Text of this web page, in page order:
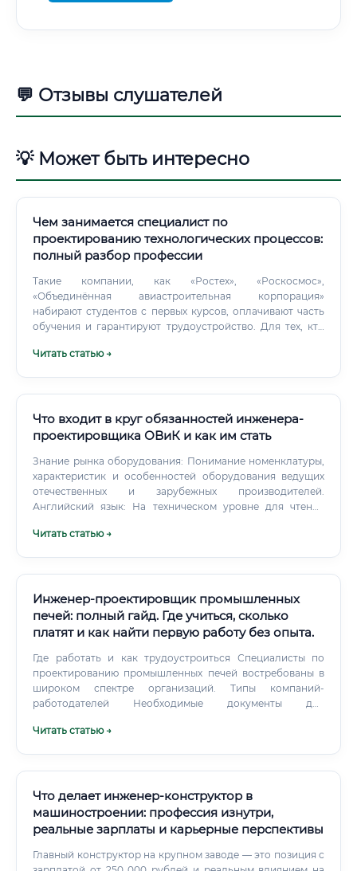
💬 Отзывы слушателей
💡 Может быть интересно
Чем занимается специалист по
проектированию технологических процессов:
полный разбор профессии
Такие компании, как «Ростех», «Роскосмос»,
«Объединённая авиастроительная корпорация»
набирают студентов с первых курсов, оплачивают часть
обучения и гарантируют трудоустройство. Для тех, кто
Читать статью →
Что входит в круг обязанностей инженера-
проектировщика ОВиК и как им стать
Знание рынка оборудования: Понимание номенклатуры,
характеристик и особенностей оборудования ведущих
отечественных и зарубежных производителей.
Английский язык: На техническом уровне для чтения
(Личностные качества): Аналитический склад ума:
Читать статью →
Инженер-проектировщик промышленных
печей: полный гайд. Где учиться, сколько
платят и как найти первую работу без опыта.
Где работать и как трудоустроиться Специалисты по
проектированию промышленных печей востребованы в
широком спектре организаций. Типы компаний-
работодателей Необходимые документы для
знаний ПО и опыта. Диплом о высшем техническом
Читать статью →
Что делает инженер-конструктор в
машиностроении: профессия изнутри,
реальные зарплаты и карьерные перспективы
Главный конструктор на крупном заводе — это позиция с